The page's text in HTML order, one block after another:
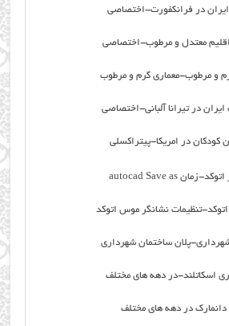
در فرانکفورت-اختصاصی
اقلیم معتدل و مرطوب-اختصاصی
و مرطوب-معماری گرم و مرطوب
در تیرانا آلبانی-اختصاصی
کودکان در امریکا-پیتراکسلی
تنظیمات نشانگر موس اتوکد
پلان ساختمان شهرداری
اسکاتلند-در دهه های مختلف
دانمارک در دهه های مختلف